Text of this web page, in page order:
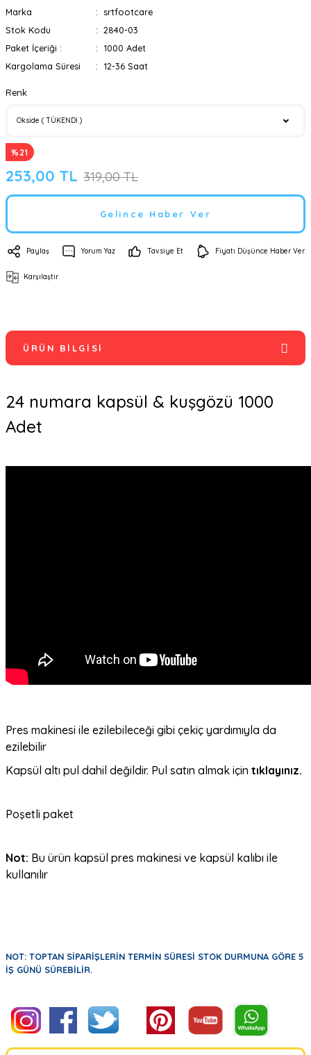
Marka
srtfootcare
Stok Kodu
2840-03
Paket İçeriği :
1000 Adet
Kargolama Süresi
12-36 Saat
Renk
%21
253,00 TL 319,00 TL
Gelince Haber Ver
Paylaş Yorum Yaz Tavsiye Et Fiyatı Düşünce Haber Ver
Karşılaştır
ÜRÜN BILGISI
24 numara kapsül & kuşgözü 1000
Adet
Pres makinesi ile ezilebileceği gibi çekiç yardımıyla da
ezilebilir
Kapsül altı pul dahil değildir. Pul satın almak için tıklayınız.
Poşetli paket
Not: Bu ürün kapsül pres makinesi ve kapsül kalıbı ile
kullanılır
NOT: TOPTAN SİPARİŞLERİN TERMİN SÜRESİ STOK DURMUNA GÖRE 5
İŞ GÜNÜ SÜREBİLİR.